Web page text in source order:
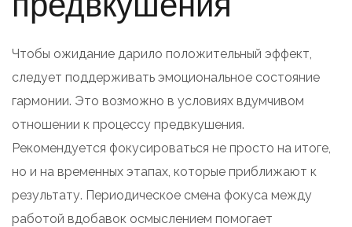
Чтобы ожидание дарило положительный эффект,
следует поддерживать эмоциональное состояние
гармонии. Это возможно в условиях вдумчивом
отношении к процессу предвкушения.
Рекомендуется фокусироваться не просто на итоге,
но и на временных этапах, которые приближают к
результату. Периодическое смена фокуса между
работой вдобавок осмыслением помогает